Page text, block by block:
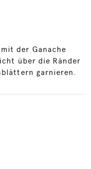
der Ganache
über die Ränder
garnieren.